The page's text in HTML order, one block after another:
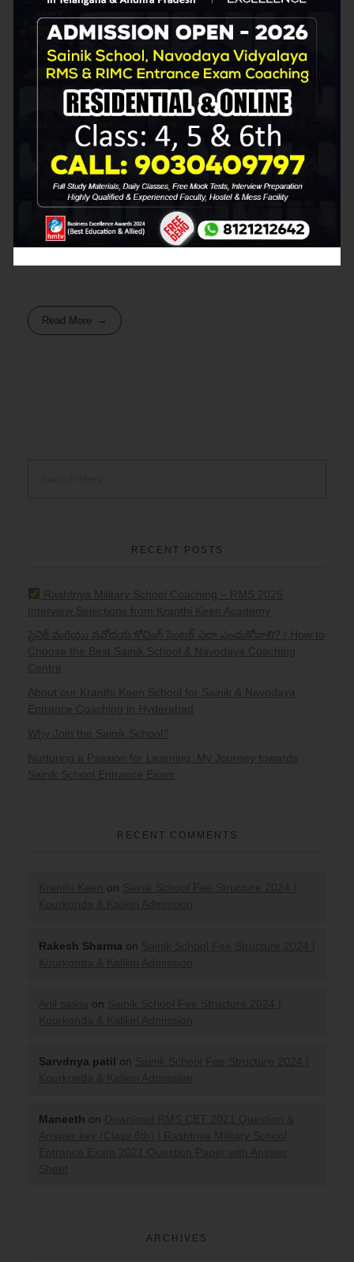
మా వెబ్‌సైట్ సందర్శించండి:
https://kranthinavodaya.in
Call/WhatsApp: +91-9030409797
అడ్రస్:8-90, P S Rao Nagar, Dammaiguda,
Secunderabad, Telangana
వీడియో చూడండి:
https://youtu.be/sheF2ctJNpE
ఈ వీడియోలో మీరు తల్లిదండ్రులుగా, లేదా విద్యార్థిగా సరైన
కోచింగ్ సెంటర్ ఎంచుకోవడంలో ఏమి పరిగణనలోకి తీసుకోవాలో
తెలుగులో తెలుసుకోగలుగుతారు.
Read More
RECENT POSTS
Rashtriya Military School Coaching – RMS 2025
Interview Selections from Kranthi Keen Academy
సైనిక్ మరియు నవోదయ కోచింగ్ సెంటర్ ఎలా ఎంచుకోవాలి? | How to
Choose the Best Sainik School & Navodaya Coaching
Centre
About our Kranthi Keen School for Sainik & Navodaya
Entrance Coaching in Hyderabad
Why Join the Sainik School?
Nurturing a Passion for Learning: My Journey towards
Sainik School Entrance Exam
RECENT COMMENTS
on
Rakesh Sharma on
on
Sarvdnya patil on
Maneeth on
ARCHIVES